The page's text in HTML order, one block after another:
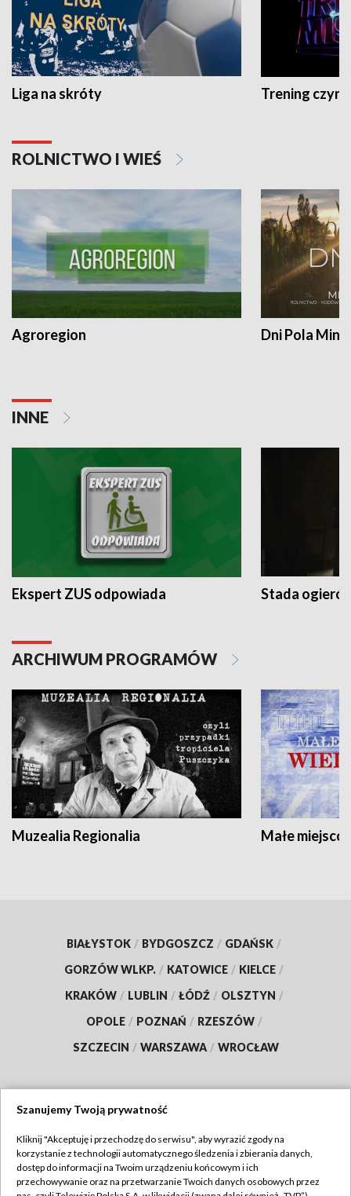
Liga na skróty Trening czyni
ROLNICTWO I WIEŚ
Agroregion Dni Pola
INNE
Ekspert ZUS odpowiada Stada
ARCHIWUM PROGRAMÓW
Muzealia Regionalia Małe
BIAŁYSTOK / BYDGOSZCZ / GDAŃSK /
GORZÓW WLKP. / KATOWICE / KIELCE /
KRAKÓW / LUBLIN / ŁÓDŹ / OLSZTYN /
OPOLE / POZNAŃ / RZESZÓW /
SZCZECIN / WARSZAWA / WROCŁAW
TVP
Abonament TVP
Regulamin TVP
Szanujemy Twoją prywatność
Kliknij "Akceptuję i przechodzę do serwisu", aby wyrazić zgody na
korzystanie z technologii automatycznego śledzenia i zbierania danych,
dostęp do informacji na Twoim urządzeniu końcowym i ich
przechowywanie oraz na przetwarzanie Twoich danych osobowych przez